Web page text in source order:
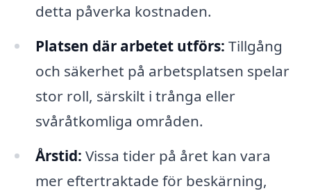
detta påverka kostnaden.
Platsen där arbetet utförs: Tillgång
och säkerhet på arbetsplatsen spelar
stor roll, särskilt i trånga eller
svåråtkomliga områden.
Årstid: Vissa tider på året kan vara
mer eftertraktade för beskärning,